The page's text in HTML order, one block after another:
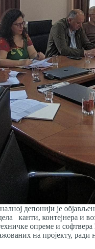
депонији је
канти, контејнера и
опреме и
на пројекту,